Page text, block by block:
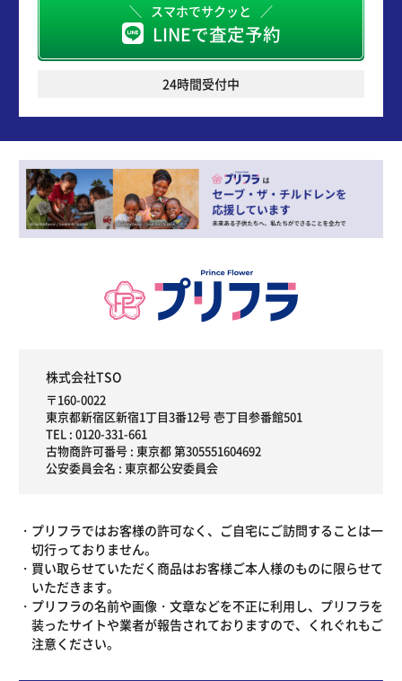
スマホでサクッと
LINEで査定予約
24時間受付中
株式会社TSO
〒160-0022
東京都新宿区新宿1丁目3番12号 壱丁目参番館501
TEL : 0120-331-661
古物商許可番号 : 東京都 第305551604692
公安委員会名 : 東京都公安委員会
プリフラではお客様の許可なく、ご自宅にご訪問することは一
切行っておりません。
買い取らせていただく商品はお客様ご本人様のものに限らせて
いただきます。
プリフラの名前や画像・文章などを不正に利用し、プリフラを
装ったサイトや業者が報告されておりますので、くれぐれもご
注意ください。